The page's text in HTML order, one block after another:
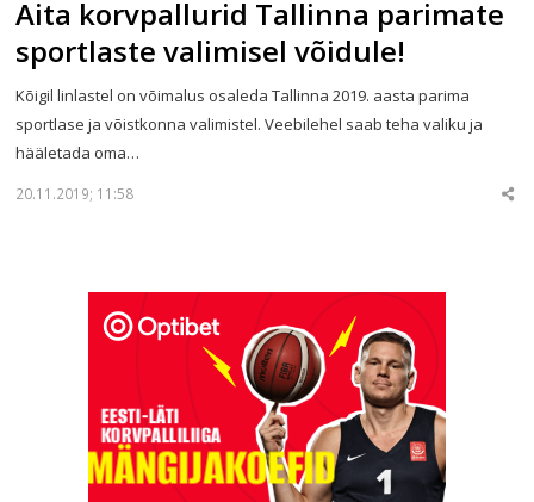
Aita korvpallurid Tallinna parimate
sportlaste valimisel võidule!
Kõigil linlastel on võimalus osaleda Tallinna 2019. aasta parima
sportlase ja võistkonna valimistel. Veebilehel saab teha valiku ja
hääletada oma…
20.11.2019; 11:58